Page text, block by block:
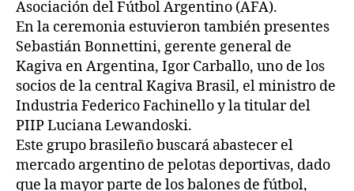
Asociación del Fútbol Argentino (AFA).
En la ceremonia estuvieron también presentes
Sebastián Bonnettini, gerente general de
Kagiva en Argentina, Igor Carballo, uno de los
socios de la central Kagiva Brasil, el ministro de
Industria Federico Fachinello y la titular del
PIIP Luciana Lewandoski.
Este grupo brasileño buscará abastecer el
mercado argentino de pelotas deportivas, dado
que la mayor parte de los balones de fútbol,